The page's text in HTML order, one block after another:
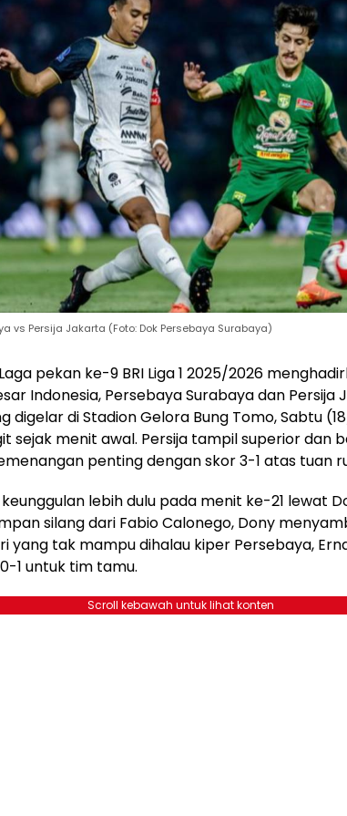
vs Persija Jakarta (Foto: Dok Persebaya Surabaya)
pekan ke-9 BRI Liga 1 2025/2026
Indonesia, Persebaya Surabaya dan Persija
digelar di Stadion Gelora Bung Tomo, Sabtu
sejak menit awal. Persija tampil superior dan
penting dengan skor 3-1 atas tuan
lebih dulu pada menit ke-21 lewat
silang dari Fabio Calonego, Dony
yang tak mampu dihalau kiper Persebaya,
1 untuk tim tamu.
Scroll kebawah untuk lihat konten